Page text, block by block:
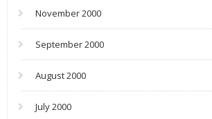
November 2000
September 2000
August 2000
July 2000